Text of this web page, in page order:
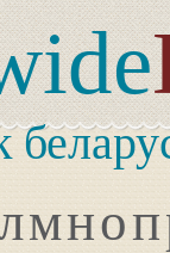
мноп